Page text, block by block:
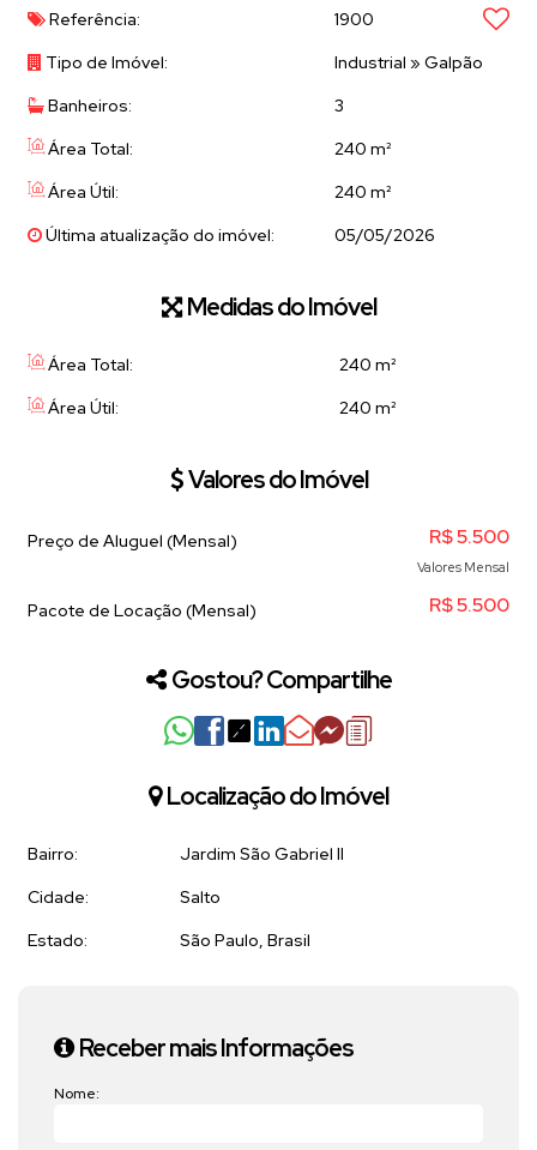
Referência:
1900
Tipo de Imóvel:
Industrial » Galpão
Banheiros:
3
Área Total:
240 m²
Área Útil:
240 m²
Última atualização do imóvel:
05/05/2026
Medidas do Imóvel
Área Total:
240 m²
Área Útil:
240 m²
Valores do Imóvel
R$5.500
Preço de Aluguel (Mensal)
Valores Mensal
R$5.500
Pacote de Locação (Mensal)
Gostou? Compartilhe
Localização do Imóvel
Bairro:
Jardim São Gabriel II
Cidade:
Salto
Estado:
São Paulo, Brasil
Receber mais Informações
Nome: